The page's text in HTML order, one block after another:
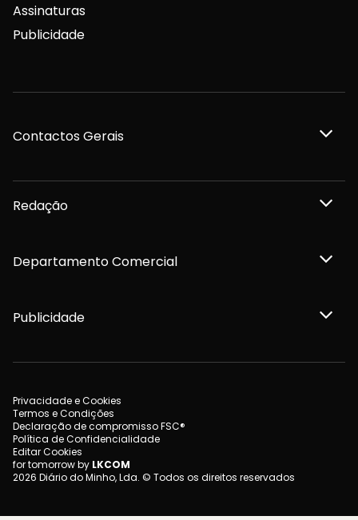
Assinaturas
Publicidade
Contactos Gerais
Redação
Departamento Comercial
Publicidade
Privacidade e Cookies
Termos e Condições
Declaração de compromisso FSC®
Política de Confidencialidade
Editar Cookies
for tomorrow by LKCOM
2026 Diário do Minho, Lda. © Todos os direitos reservados